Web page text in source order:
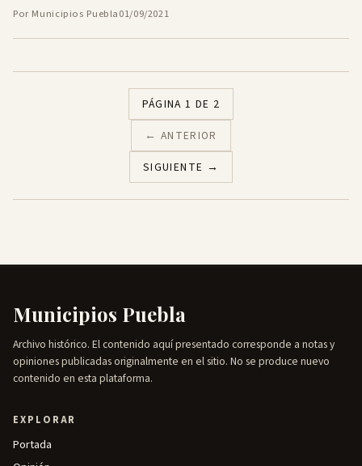
Por Municipios Puebla01/09/2021
← ANTERIOR
PÁGINA 1 DE 2
SIGUIENTE →
Municipios Puebla
Archivo histórico. El contenido aquí presentado corresponde a notas y
opiniones publicadas originalmente en el sitio. No se produce nuevo
contenido en esta plataforma.
EXPLORAR
Portada